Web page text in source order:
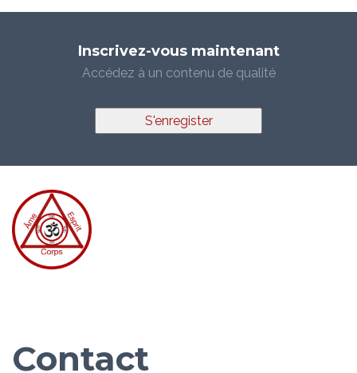
Inscrivez-vous maintenant
Accédez à un contenu de qualité
S'enregister
Contact